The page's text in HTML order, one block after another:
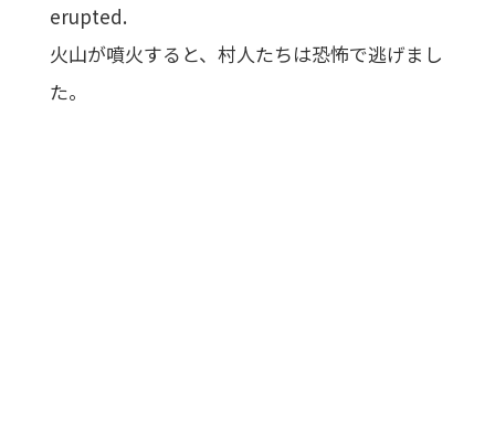
erupted.
火山が噴火すると、村人たちは恐怖で逃げまし
た。